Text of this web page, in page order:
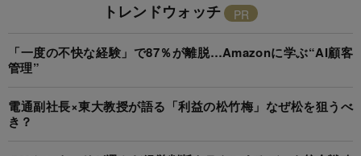
トレンドウォッチ
「一度の不快な経験」で87％が離脱…Amazonに学ぶ“AI顧客
管理”
電通副社長×東大教授が語る「利益の松竹梅」なぜ松を狙うべ
き？